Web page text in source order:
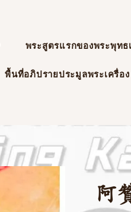
พระสูตรแรกของพระพุทธ
พื้นที่อภิปรายประมูลพระเครื่อง
阿